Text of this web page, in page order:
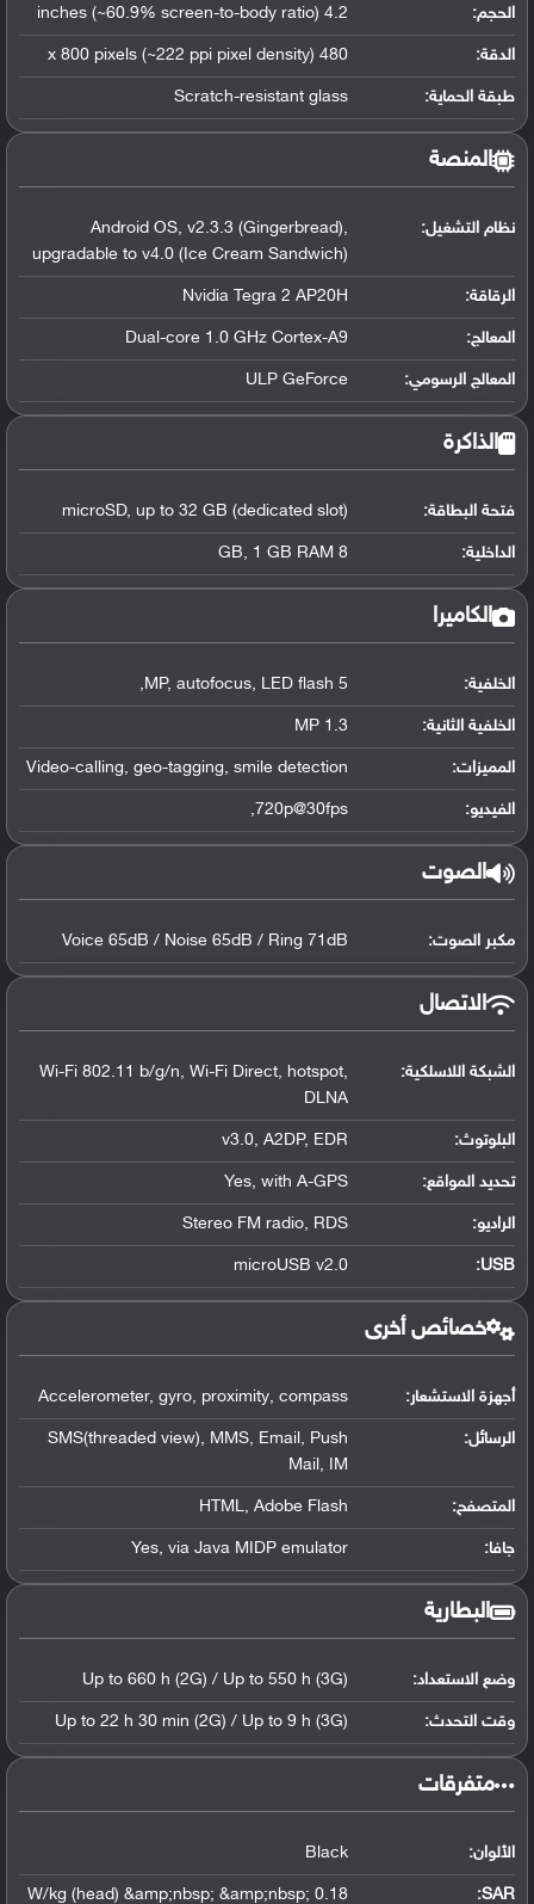
الحجم: 4.2 inches (~60.9% screen-to-body ratio)
الدقة: 480 x 800 pixels (~222 ppi pixel density)
طبقة الحماية: Scratch-resistant glass
المنصة
نظام التشغيل:
Android OS, v2.3.3 (Gingerbread),
upgradable to v4.0 (Ice Cream Sandwich)
الرقاقة:
Nvidia Tegra 2 AP20H
المعالج:
Dual-core 1.0 GHz Cortex-A9
المعالج الرسومي:
ULP GeForce
الذاكرة
فتحة البطاقة: microSD, up to 32 GB (dedicated slot)
الداخلية: 8 GB, 1 GB RAM
الكاميرا
الخلفية: 5 MP, autofocus, LED flash,
الخلفية الثانية: 1.3 MP
المميزات: Video-calling, geo-tagging, smile detection
الفيديو: 720p@30fps,
الصوت
مكبر الصوت: Voice 65dB / Noise 65dB / Ring 71dB
الاتصال
الشبكة اللاسلكية:
Wi-Fi 802.11 b/g/n, Wi-Fi Direct, hotspot,
DLNA
البلوتوث:
v3.0, A2DP, EDR
تحديد المواقع:
Yes, with A-GPS
الراديو: Stereo FM radio, RDS
USB
:
microUSB v2.0
خصائص أخرى
أجهزة الاستشعار: Accelerometer, gyro, proximity, compass
الرسائل:
SMS(threaded view), MMS, Email, Push
Mail, IM
المتصفح: HTML, Adobe Flash
جافا: Yes, via Java MIDP emulator
البطارية
وضع الاستعداد: Up to 660 h (2G) / Up to 550 h (3G)
وقت التحدث: Up to 22 h 30 min (2G) / Up to 9 h (3G)
‏متفرقات‏
الألوان: Black
SAR
:
0.18 W/kg (head) &amp;nbsp; &amp;nbsp;